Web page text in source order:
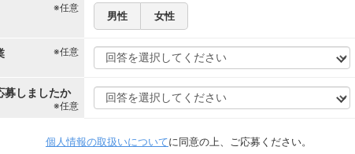
※任意
男性 女性
※任意
募しましたか
※任意
個人情報の取扱いについてに同意の上、ご応募ください。